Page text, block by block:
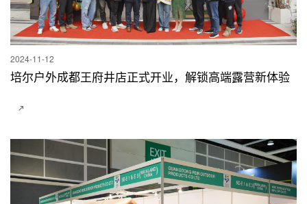
2024-11-12
培尔户外成都王府井店正式开业，解锁高端露营新体验